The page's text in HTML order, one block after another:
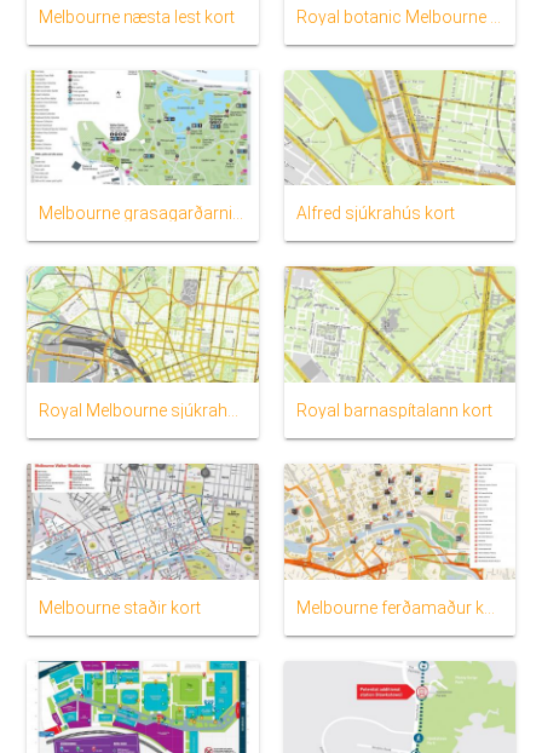
Melbourne næsta lest kort
Melbourne grasagarðarnir kort Alfred sjúkrahús kort
Royal barnaspítalann kort
Melbourne staðir kort Melbourne ferðamaður kort